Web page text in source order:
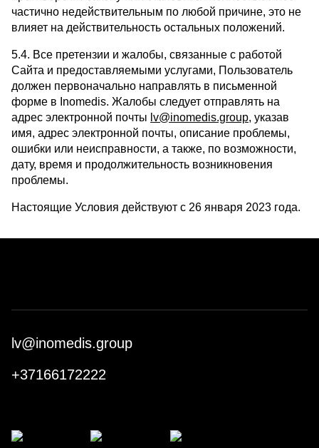
частично недействительным по любой причине, это не
влияет на действительность остальных положений.
5.4. Все претензии и жалобы, связанные с работой
Сайта и предоставляемыми услугами, Пользователь
должен первоначально направлять в письменной
форме в Inomedis. Жалобы следует отправлять на
адрес электронной почты lv@inomedis.group, указав
имя, адрес электронной почты, описание проблемы,
ошибки или неисправности, а также, по возможности,
дату, время и продолжительность возникновения
проблемы.
Настоящие Условия действуют с 26 января 2023 года.
lv@inomedis.group
+37166172222